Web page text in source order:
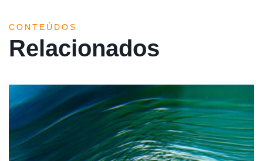
CONTEÚDOS
Relacionados